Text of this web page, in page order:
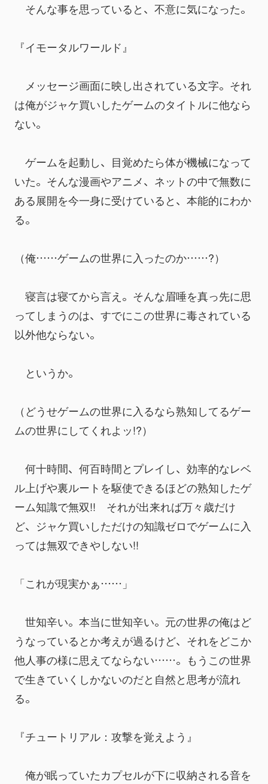
そんな事を思っていると、不意に気になった。
『イモータルワールド』
メッセージ画面に映し出されている文字。それ
は俺がジャケ買いしたゲームのタイトルに他なら
ない。
ゲームを起動し、目覚めたら体が機械になって
いた。そんな漫画やアニメ、ネットの中で無数に
ある展開を今一身に受けていると、本能的にわか
る。
（俺……ゲームの世界に入ったのか……?）
寝言は寝てから言え。そんな眉唾を真っ先に思
ってしまうのは、すでにこの世界に毒されている
以外他ならない。
というか。
（どうせゲームの世界に入るなら熟知してるゲー
ムの世界にしてくれよッ!?）
何十時間、何百時間とプレイし、効率的なレベ
ル上げや裏ルートを駆使できるほどの熟知したゲ
ーム知識で無双!!　それが出来れば万々歳だけ
ど、ジャケ買いしただけの知識ゼロでゲームに入
っては無双できやしない!!
「これが現実かぁ……」
世知辛い。本当に世知辛い。元の世界の俺はど
うなっているとか考えが過るけど、それをどこか
他人事の様に思えてならない……。もうこの世界
で生きていくしかないのだと自然と思考が流れ
る。
『チュートリアル：攻撃を覚えよう』
俺が眠っていたカプセルが下に収納される音を